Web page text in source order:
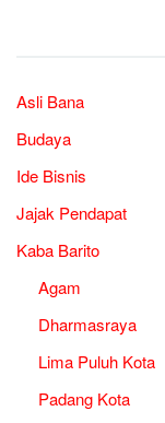
Asli Bana
Budaya
Ide Bisnis
Jajak Pendapat
Kaba Barito
Agam
Dharmasraya
Lima Puluh Kota
Padang Kota